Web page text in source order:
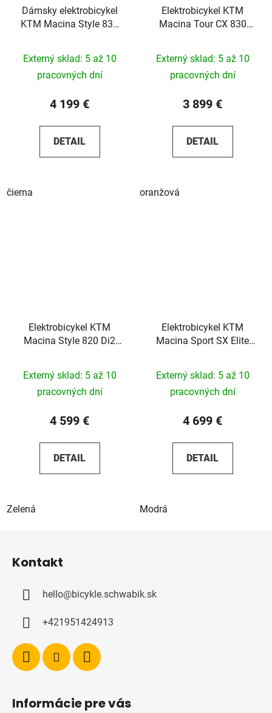
Dámsky elektrobicykel
KTM Macina Style 830
Externý sklad: 5 až 10
pracovných dní
4 199 €
DETAIL
čierna
Elektrobicykel KTM
Macina Tour CX 830
Externý sklad: 5 až 10
pracovných dní
3 899 €
DETAIL
oranžová
Elektrobicykel KTM
Macina Style 820 Di2
Externý sklad: 5 až 10
pracovných dní
4 599 €
DETAIL
Zelená
Elektrobicykel KTM
Macina Sport SX Elite
Externý sklad: 5 až 10
pracovných dní
4 699 €
DETAIL
Modrá
Kontakt
hello@bicykle.schwabik.sk
+421951424913
Informácie pre vás